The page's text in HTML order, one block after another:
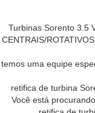
Turbinas Sorento 3.5
CENTRAIS/
temos uma equipe
retifica de turbina
Você está